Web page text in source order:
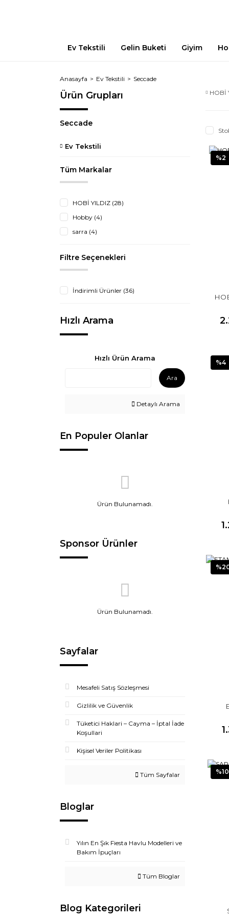
Ev Tekstili Gelin Buketi Giyim
Anasayfa Ev Tekstili Seccade
Ürün Grupları
Seccade
Ev Tekstili
Tüm Markalar
HOBİ YILDIZ (28)
Hobby (4)
sarra (4)
Filtre Seçenekleri
İndirimli Ürünler (36)
Hızlı Arama
Hızlı Ürün Arama
Ara
Detaylı Arama
En Populer Olanlar
Ürün Bulunamadı.
Sponsor Ürünler
Ürün Bulunamadı.
Sayfalar
Mesafeli Satış Sözleşmesi
Gizlilik ve Güvenlik
Tüketici Haklari – Cayma – İptal İade
Koşullari
Kişisel Veriler Politikası
Tüm Sayfalar
Bloglar
Yılın En Şık Fiesta Havlu Modelleri ve
Bakım İpuçları
Tüm Bloglar
Blog Kategorileri
HOBİ
%2
%4
%10